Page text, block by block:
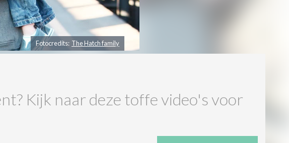
Fotocredits: The Hatch family
Kijk naar deze toffe video's voor